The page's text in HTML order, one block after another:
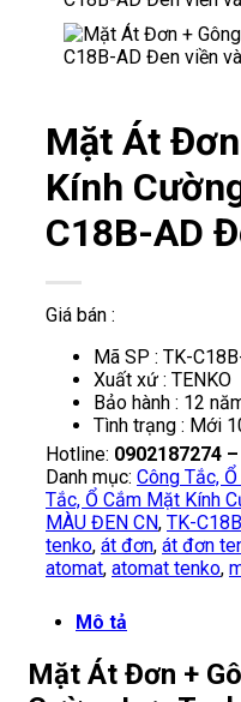
Mặt Át
Kính
C18B-AD
Giá bán :
Mã SP : TK-
Xuất xứ : TENKO
Bảo hành : 12
Tình trạng : Mới
Hotline: 0902187274
Danh mục: Công Tắc,
Tắc, Ổ Cắm Mặt Kính
MÀU ĐEN CN, TK-
tenko, át đơn, át đơn
atomat, atomat tenko,
Mô tả
Mặt Át Đơn +